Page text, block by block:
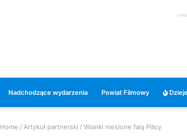
Nadchodzące wydarzenia Powiat Filmowy
Home / Artykuł partnerski / Wianki niesione falą Pilicy